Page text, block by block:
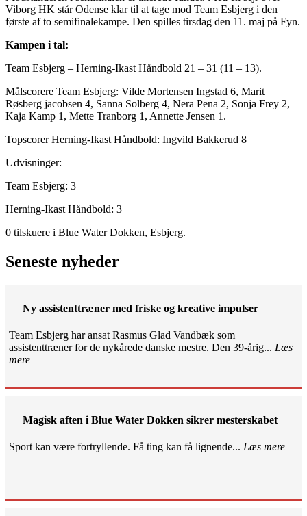
Viborg HK står Odense klar til at tage mod Team Esbjerg i den
første af to semifinalekampe. Den spilles tirsdag den 11. maj på Fyn.
Kampen i tal:
Team Esbjerg – Herning-Ikast Håndbold 21 – 31 (11 – 13).
Målscorere Team Esbjerg: Vilde Mortensen Ingstad 6, Marit
Røsberg jacobsen 4, Sanna Solberg 4, Nera Pena 2, Sonja Frey 2,
Kaja Kamp 1, Mette Tranborg 1, Annette Jensen 1.
Topscorer Herning-Ikast Håndbold: Ingvild Bakkerud 8
Udvisninger:
Team Esbjerg: 3
Herning-Ikast Håndbold: 3
0 tilskuere i Blue Water Dokken, Esbjerg.
Seneste nyheder
Ny assistenttræner med friske og kreative impulser
Team Esbjerg har ansat Rasmus Glad Vandbæk som
assistenttræner for de nykårede danske mestre. Den 39-årig... Læs
mere
Magisk aften i Blue Water Dokken sikrer mesterskabet
Sport kan være fortryllende. Få ting kan få lignende... Læs mere